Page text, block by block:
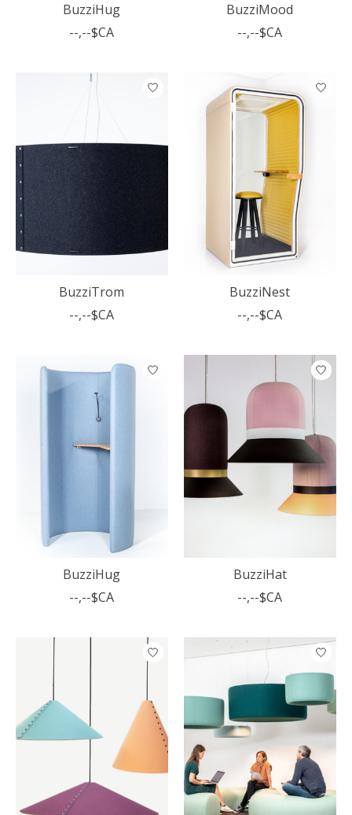
BuzziHug
--,--$CA
BuzziMood
--,--$CA
BuzziTrom
--,--$CA
BuzziNest
--,--$CA
BuzziHug
--,--$CA
BuzziHat
--,--$CA